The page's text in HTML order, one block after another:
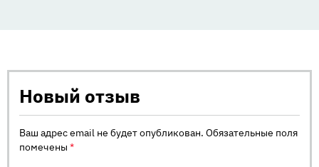
Новый отзыв
Ваш адрес email не будет опубликован. Обязательные поля
помечены*